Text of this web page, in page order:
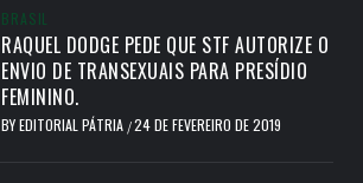
BRASIL
RAQUEL DODGE PEDE QUE STF AUTORIZE O
ENVIO DE TRANSEXUAIS PARA PRESÍDIO
FEMININO.
BYEDITORIAL PÁTRIA /24 DE FEVEREIRO DE 2019